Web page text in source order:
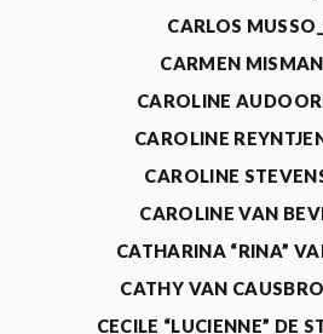
CARLOS
CARMEN
CAROLINE
CAROLINE
CAROLINE
CAROLINE VAN
CATHARINA “RINA”
CATHY VAN
CECILE “LUCIENNE” DE